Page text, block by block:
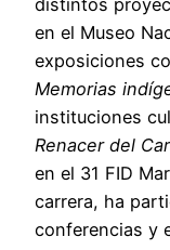
en el Museo
exposiciones
Memorias
instituciones
Renacer del
en el 31 FID
carrera, ha
conferencias y